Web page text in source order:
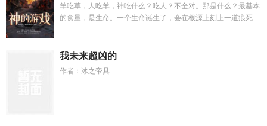
羊吃草，人吃羊，神吃什么？吃人？不全对。那是什么？最基本
的食量，是生命。一个生命诞生了，会在根源上刻上一道痕死...
我未来超凶的
作者：冰之帝具
...